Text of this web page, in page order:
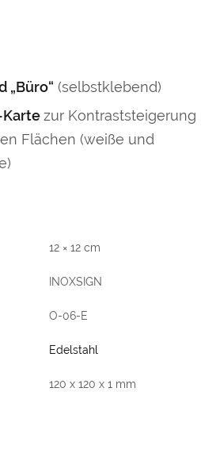
„Büro“ (selbstklebend)
Kartezur Kontraststeigerung
Flächen (weiße und
12 × 12 cm
INOXSIGN
O-06-E
Edelstahl
120 x 120 x 1 mm